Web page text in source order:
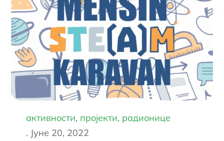
активности пројекти радионице
Постед
Јуне 20, 2022